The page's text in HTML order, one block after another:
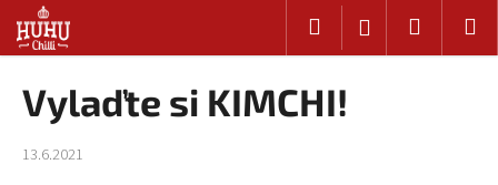
Přejít
na
obsah
HledatPřihlášení
Vylaďte si KIMCHI!
13.6.2021
Zpět
Zpět
C
o